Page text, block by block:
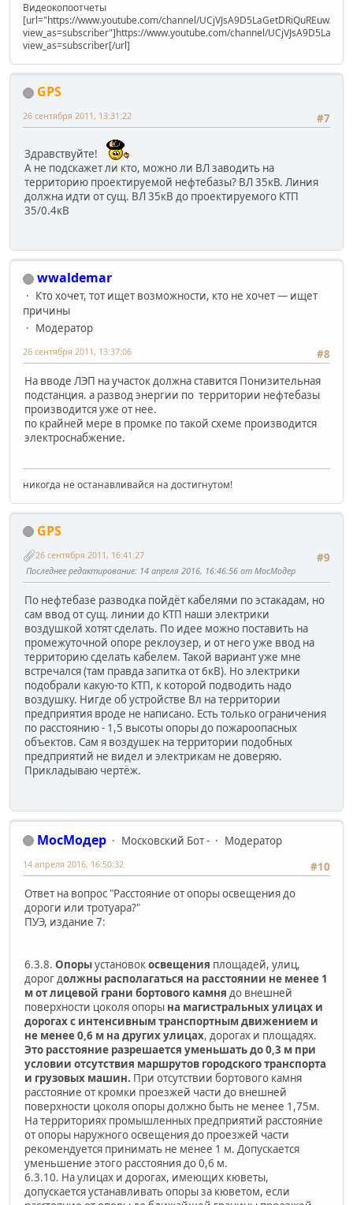
Видеокопоотчеты
[url="https://www.youtube.com/channel/UCjVJsA9D5LaGetDRiQuREuw/
view_as=subscriber"]https://www.youtube.com/channel/
view_as=subscriber[/url]
GPS
#7
26 сентября 2011, 13:31:22
Здравствуйте!
А не подскажет ли кто, можно ли ВЛ заводить на
территорию проектируемой нефтебазы? ВЛ 35кВ. Линия
должна идти от сущ. ВЛ 35кВ до проектируемого КТП
35/0.4кВ
wwaldemar
Кто хочет, тот ищет возможности, кто не хочет — ищет
причины
Модератор
#8
26 сентября 2011, 13:37:06
На вводе ЛЭП на участок должна ставится Понизительная
подстанция. а развод энергии по территории нефтебазы
производится уже от нее.
по крайней мере в промке по такой схеме производится
электроснабжение.
никогда не останавливайся на достигнутом!
GPS
#9
26 сентября 2011, 16:41:27
Последнее редактирование: 14 апреля 2016, 16:46:56 от МосМодер
По нефтебазе разводка пойдёт кабелями по эстакадам, но
сам ввод от сущ. линии до КТП наши электрики
воздушкой хотят сделать. По идее можно поставить на
промежуточной опоре реклоузер, и от него уже ввод на
территорию сделать кабелем. Такой вариант уже мне
встречался (там правда запитка от 6кВ). Но электрики
подобрали какую-то КТП, к которой подводить надо
воздушку. Нигде об устройстве Вл на территории
предприятия вроде не написано. Есть только ограничения
по расстоянию - 1,5 высоты опоры до пожароопасных
объектов. Сам я воздушек на территории подобных
предприятий не видел и электрикам не доверяю.
Прикладываю чертёж.
МосМодер Московский Бот -
Модератор
#10
14 апреля 2016, 16:50:32
Ответ на вопрос "Расстояние от опоры освещения до
дороги или тротуара?"
ПУЭ, издание 7:
6.3.8. Опорыустановокосвещения площадей, улиц,
дорог должны располагаться на расстоянии не менее 1
м от лицевой грани бортового камня до внешней
поверхности цоколя опоры на магистральных улицах и
дорогах с интенсивным транспортным движением и
не менее 0,6 м на других улицах, дорогах и площадях.
Это расстояние разрешается уменьшать до 0,3 м при
условии отсутствия маршрутов городского транспорта
и грузовых машин. При отсутствии бортового камня
расстояние от кромки проезжей части до внешней
поверхности цоколя опоры должно быть не менее 1,75м.
На территориях промышленных предприятий расстояние
от опоры наружного освещения до проезжей части
рекомендуется принимать не менее 1 м. Допускается
уменьшение этого расстояния до 0,6 м.
6.3.10. На улицах и дорогах, имеющих кюветы,
допускается устанавливать опоры за кюветом, если